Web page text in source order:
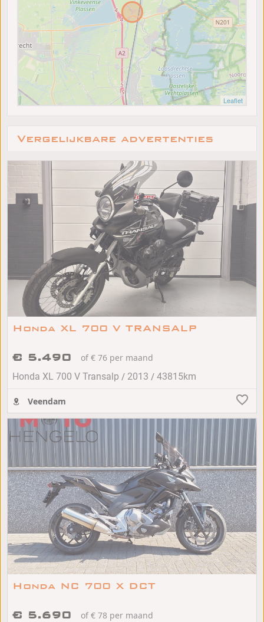
Leaflet
Vergelijkbare advertenties
Honda XL 700 V TRANSALP
€ 5.490
of € 76 per maand
Honda XL 700 V Transalp / 2013 / 43815km
Veendam
Honda NC 700 X DCT
€ 5.690
of € 78 per maand